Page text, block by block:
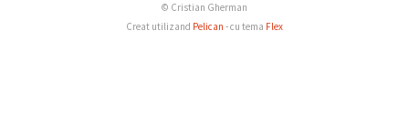
© Cristian Gherman
Creat utilizand Pelican - cu tema Flex